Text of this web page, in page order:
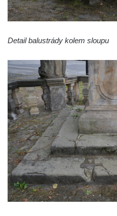
Detail balustrády kolem sloupu